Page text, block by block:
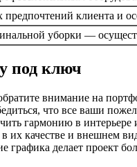
предпочтений клиента и
уборки —
под ключ
внимание на
что все ваши
гармонию в
их качестве и внешнем
графика делает проект